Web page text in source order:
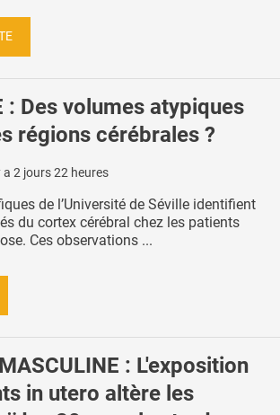
: Des volumes atypiques
régions cérébrales ?
a 2 jours 22 heures
de l’Université de Séville identifient
du cortex cérébral chez les patients
Ces observations ...
: L'exposition
in utero altère les